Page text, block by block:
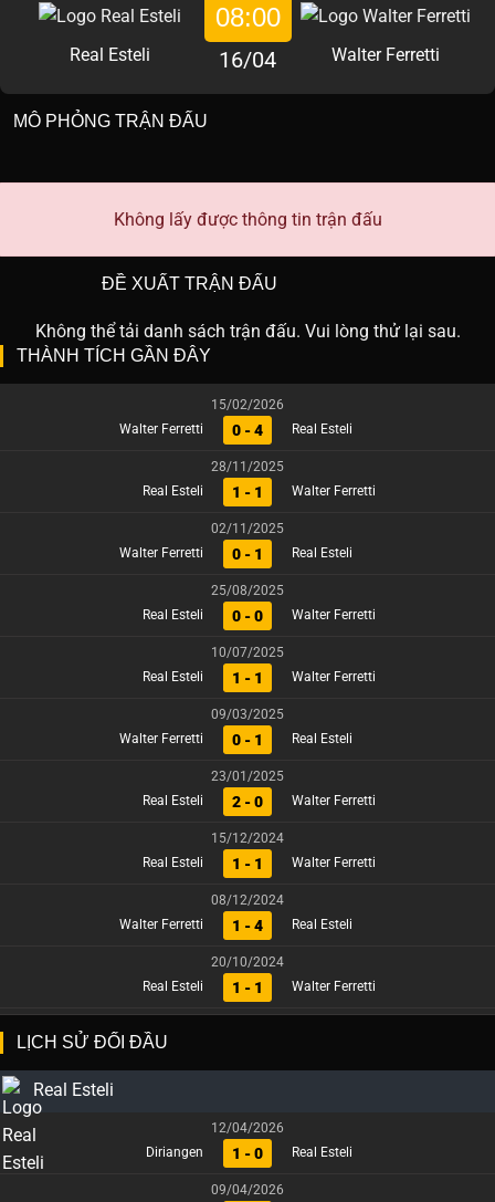
Real Esteli
08:00
16/04 Walter Ferretti
MÔ PHỎNG TRẬN ĐẤU
Không lấy được thông tin trận đấu
ĐỀ XUẤT TRẬN ĐẤU
Không thể tải danh sách trận đấu. Vui lòng thử lại sau.
THÀNH TÍCH GẦN ĐÂY
15/02/2026
Walter Ferretti
0 - 4 Real Esteli
28/11/2025
Real Esteli
1 - 1 Walter Ferretti
02/11/2025
Walter Ferretti
0 - 1 Real Esteli
25/08/2025
Real Esteli
0 - 0 Walter Ferretti
10/07/2025
Real Esteli
1 - 1 Walter Ferretti
09/03/2025
Walter Ferretti
0 - 1 Real Esteli
23/01/2025
Real Esteli
2 - 0 Walter Ferretti
15/12/2024
Real Esteli
1 - 1 Walter Ferretti
08/12/2024
Walter Ferretti
1 - 4 Real Esteli
20/10/2024
Real Esteli
1 - 1 Walter Ferretti
LỊCH SỬ ĐỐI ĐẦU
Real Esteli
12/04/2026
Diriangen
1 - 0 Real Esteli
09/04/2026